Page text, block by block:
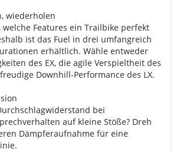
wiederholen
Features ein Trailbike perfekt
ist das Fuel in drei umfangreich
erhältlich. Wähle entweder
des EX, die agile Verspieltheit des
Downhill-Performance des LX.
bei
auf kleine Stöße? Dreh
Dämpferaufnahme für eine